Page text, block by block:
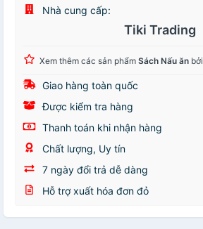
Nhà cung cấp:
Tiki Trading
Xem thêm các sản phẩm Sách Nấu ăn bởi
Giao hàng toàn quốc
Được kiểm tra hàng
Thanh toán khi nhận hàng
Chất lượng, Uy tín
7 ngày đổi trả dễ dàng
Hỗ trợ xuất hóa đơn đỏ